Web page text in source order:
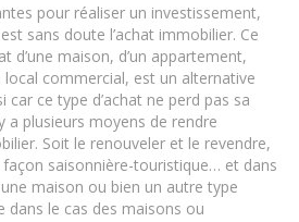
pour réaliser un investissement,
sans doute l’achat immobilier. Ce
d’une maison, d’un appartement,
local commercial, est un alternative
ce type d’achat ne perd pas sa
a plusieurs moyens de rendre
Soit le renouveler et le revendre,
saisonnière-touristique… et dans
maison ou bien un autre type
dans le cas des maisons ou